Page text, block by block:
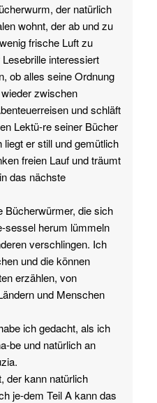
der natürlich
wohnt, der ab und zu
frische Luft zu
interessiert
ob alles seine Ordnung
zwischen
und schläft
Lektü-re seiner Bücher
er still und gemütlich
freien Lauf und träumt
das nächste
Bücherwürmer, die sich
sessel herum lümmeln
verschlingen. Ich
und die können
erzählen, von
und Menschen
ich gedacht, als ich
be und natürlich an
der kann natürlich
je-dem Teil A kann das